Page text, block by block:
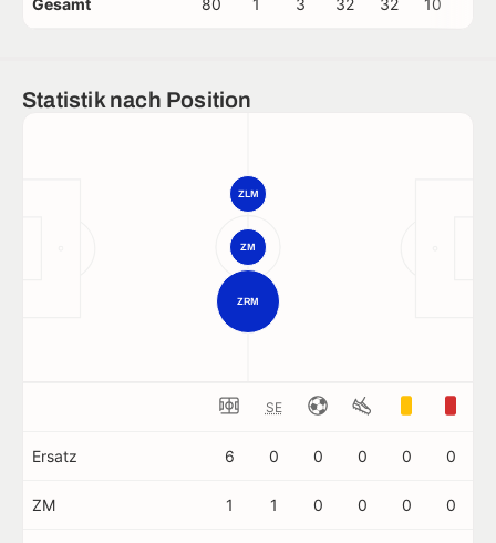
Gesamt 80 1 3 32 32 10
Statistik nach Position
ZRM
ZM
ZLM
SE
Ersatz 6 0 0 0 0 0
ZM 1 1 0 0 0 0